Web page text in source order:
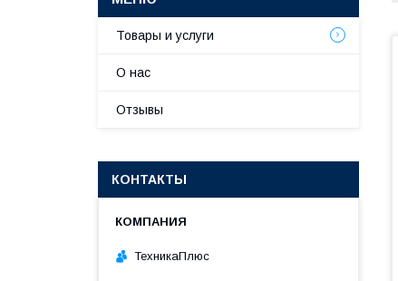
Товары и услуги
О нас
Отзывы
КОНТАКТЫ
ТехникаПлюс